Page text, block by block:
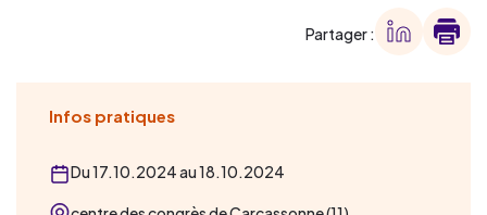
Partager :
Infos pratiques
Du 17.10.2024 au 18.10.2024